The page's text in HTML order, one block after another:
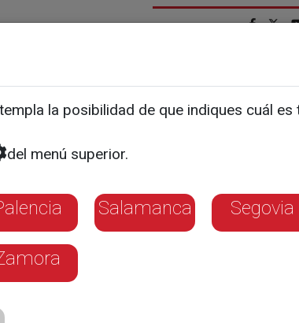
de
llega a
aterrizará en
la posibilidad de que indiques cuál es
del menú superior.
Salamanca Segovia